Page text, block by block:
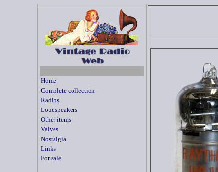
Home
Complete collection
Radios
Loudspeakers
Other items
Valves
Nostalgia
Links
For sale